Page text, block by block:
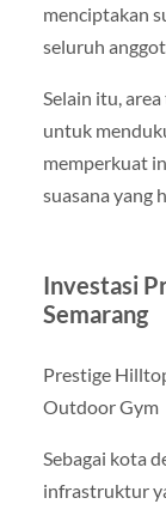
menciptakan
seluruh
Selain itu,
untuk
memperkuat
suasana yang
Investasi
Semarang
Prestige
Outdoor Gym
Sebagai kota
infrastruktur